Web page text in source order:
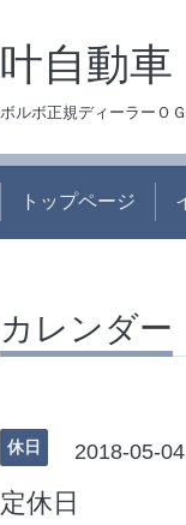
叶自動車
ボルボ正規ディーラーＯ
トップページ
カレンダー
休日 2018-05-
定休日